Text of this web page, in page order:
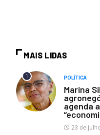
MAIS LIDAS
1 POLÍTICA
Marina
agenda
23 de